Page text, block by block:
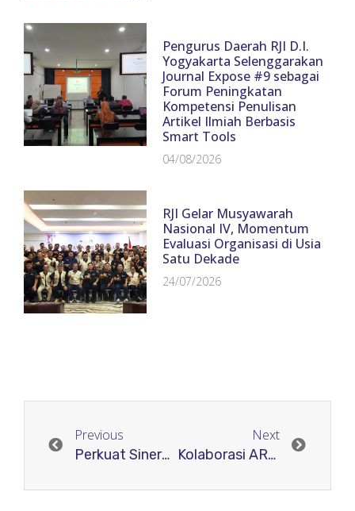
Pengurus Daerah RJI D.I.
Yogyakarta Selenggarakan
Journal Expose #9 sebagai
Forum Peningkatan
Kompetensi Penulisan
Artikel Ilmiah Berbasis
Smart Tools
04/08/2026
RJI Gelar Musyawarah
Nasional IV, Momentum
Evaluasi Organisasi di Usia
Satu Dekade
24/07/2026
Previous
Perkuat Sinergi Pengelola Jurnal: RJI Adakan Penyamaan Persepsi Program Pendampingan Pengelolaan Jurnal Internasional (PANJI 3)
Next
Kolaborasi ARJUNU dan Relawan Jurnal Indonesia: Mitigasi Serangan Siber Pada Website Jurnal